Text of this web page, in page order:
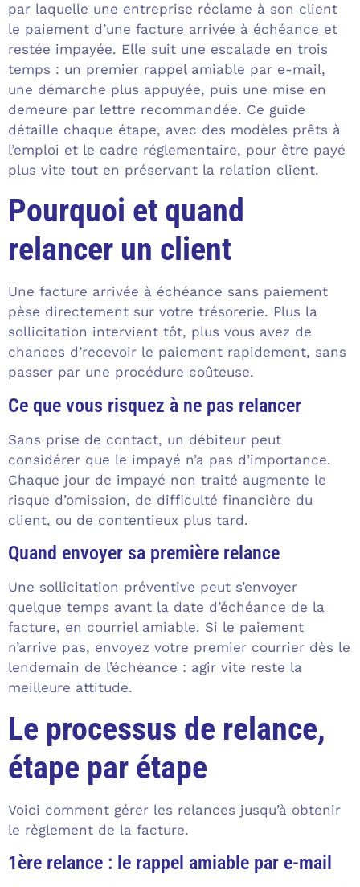
par laquelle une entreprise réclame à son client
le paiement d’une facture arrivée à échéance et
restée impayée. Elle suit une escalade en trois
temps : un premier rappel amiable par e-mail,
une démarche plus appuyée, puis une mise en
demeure par lettre recommandée. Ce guide
détaille chaque étape, avec des modèles prêts à
l’emploi et le cadre réglementaire, pour être payé
plus vite tout en préservant la relation client.
Pourquoi et quand
relancer un client
Une facture arrivée à échéance sans paiement
pèse directement sur votre trésorerie. Plus la
sollicitation intervient tôt, plus vous avez de
chances d’recevoir le paiement rapidement, sans
passer par une procédure coûteuse.
Ce que vous risquez à ne pas relancer
Sans prise de contact, un débiteur peut
considérer que le impayé n’a pas d’importance.
Chaque jour de impayé non traité augmente le
risque d’omission, de difficulté financière du
client, ou de contentieux plus tard.
Quand envoyer sa première relance
Une sollicitation préventive peut s’envoyer
quelque temps avant la date d’échéance de la
facture, en courriel amiable. Si le paiement
n’arrive pas, envoyez votre premier courrier dès le
lendemain de l’échéance : agir vite reste la
meilleure attitude.
Le processus de relance,
étape par étape
Voici comment gérer les relances jusqu’à obtenir
le règlement de la facture.
1ère relance : le rappel amiable par e-mail